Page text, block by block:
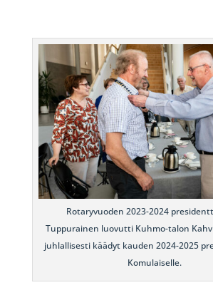
Rotaryvuoden 2023-2024
Tuppurainen luovutti Kuhmo-talon
juhlallisesti käädyt kauden 2024-2025
Komulaiselle.